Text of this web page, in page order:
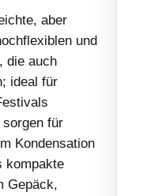
aber
und
die auch
ideal für
sorgen für
Kondensation
kompakte
Gepäck,